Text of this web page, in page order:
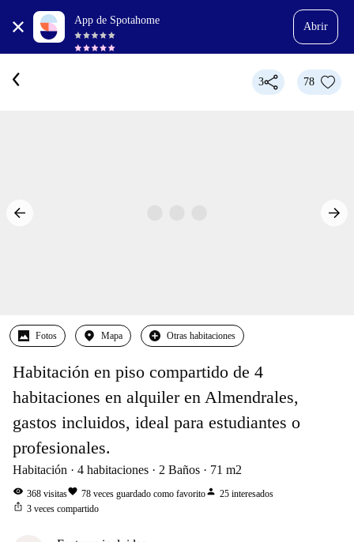
App de Spotahome
Abrir
3 78
Fotos Mapa Otras habitaciones
Habitación en piso compartido de 4
habitaciones en alquiler en Almendrales,
gastos incluidos, ideal para estudiantes o
profesionales.
Habitación 4 habitaciones 2 Baños 71 m2
visibility 368 visitasfavorite 78 veces guardado como favoritoperson 25 interesados
ios_share 3 veces compartido